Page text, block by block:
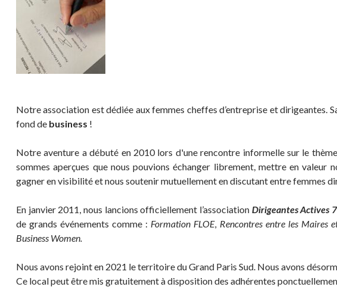
Notre association est dédiée aux femmes cheffes d’entreprise et dirigeantes.
fond de business !
Notre aventure a débuté en 2010 lors d'une rencontre informelle sur le
sommes aperçues que nous pouvions échanger librement, mettre en valeur
gagner en visibilité et nous soutenir mutuellement en discutant entre femmes
En janvier 2011, nous lancions officiellement l’association DirigeantesActives
de grands événements comme : Formation FLOE, Rencontres entre les Maires
Business Women.
Nous avons rejoint en 2021 le territoire du Grand Paris Sud. Nous avons
Ce local peut être mis gratuitement à disposition des adhérentes